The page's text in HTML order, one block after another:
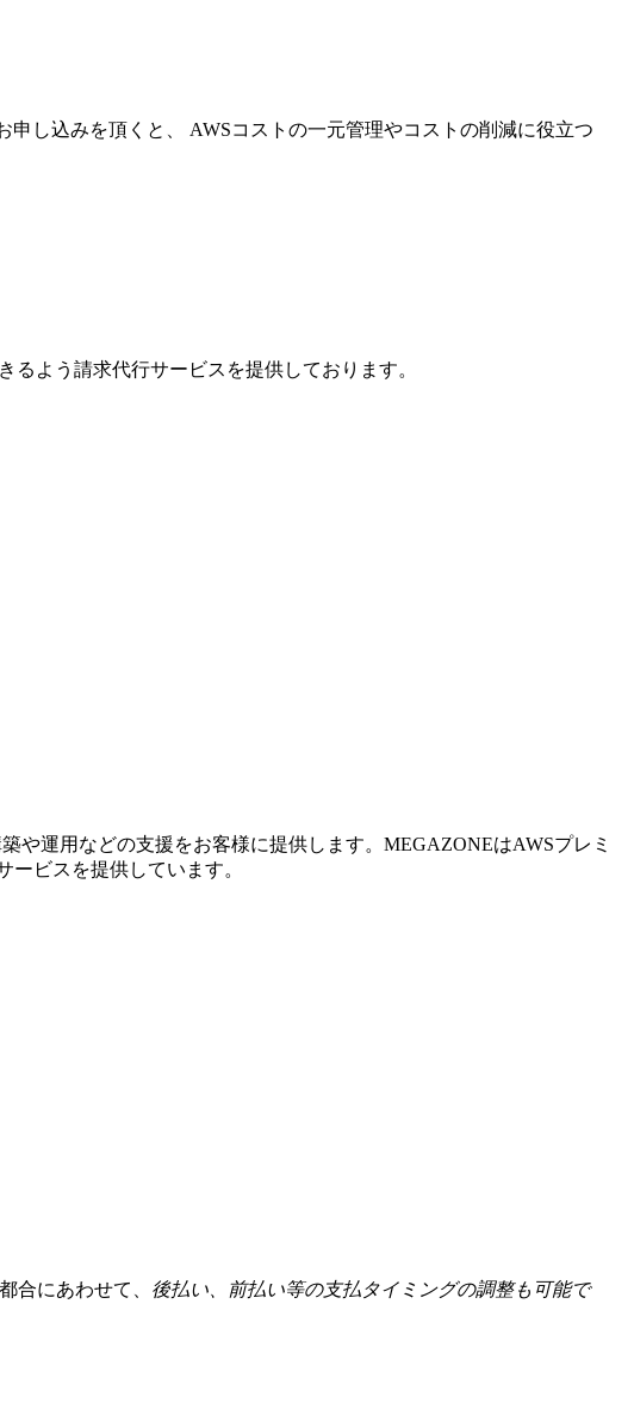
し込みを頂くと、 AWSコストの一元管理やコストの削減に役立つ
よう請求代行サービスを提供しております。
や運用などの支援をお客様に提供します。MEGAZONEはAWSプレミ
ビスを提供しています。
合にあわせて、 後払い、前払い等の支払タイミングの調整も可能で